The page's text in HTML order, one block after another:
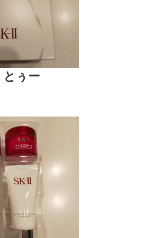
とぅー